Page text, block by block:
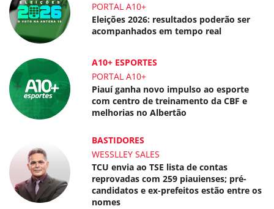
PORTAL A10+
Eleições 2026: resultados poderão ser
acompanhados em tempo real
A10+ ESPORTES
PORTAL A10+
Piauí ganha novo impulso ao esporte
com centro de treinamento da CBF e
melhorias no Albertão
BASTIDORES
WESSLLEY SALES
TCU envia ao TSE lista de contas
reprovadas com 259 piauienses; pré-
candidatos e ex-prefeitos estão entre os
nomes